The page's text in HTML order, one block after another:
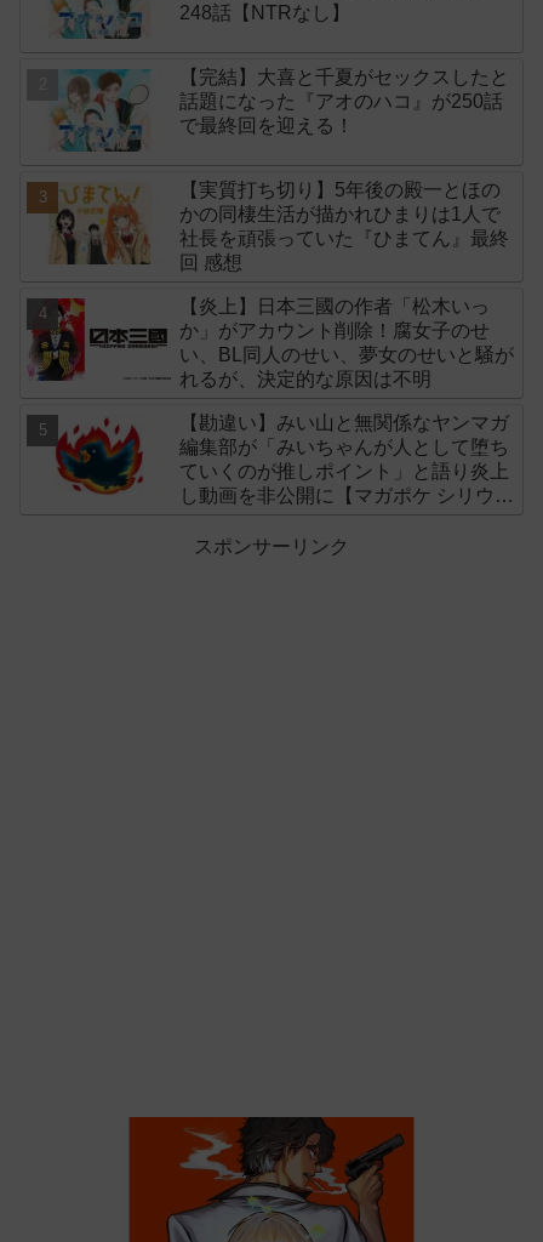
248話【NTRなし】
【完結】大喜と千夏がセックスしたと
話題になった『アオのハコ』が250話
で最終回を迎える！
【実質打ち切り】5年後の殿一とほの
かの同棲生活が描かれひまりは1人で
社長を頑張っていた『ひまてん』最終
回 感想
【炎上】日本三國の作者「松木いっ
か」がアカウント削除！腐女子のせ
い、BL同人のせい、夢女のせいと騒が
れるが、決定的な原因は不明
【勘違い】みい山と無関係なヤンマガ
編集部が「みいちゃんが人として堕ち
ていくのが推しポイント」と語り炎上
し動画を非公開に【マガポケ シリウ
スポンサーリンク